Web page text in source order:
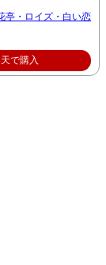
亭・ロイズ・白い恋
で購入